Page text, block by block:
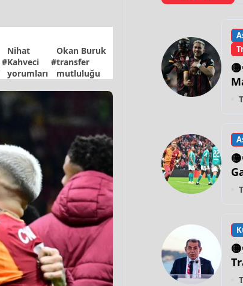
#
Nihat
Kahveci
yorumları
#
Okan Buruk
transfer
mutluluğu